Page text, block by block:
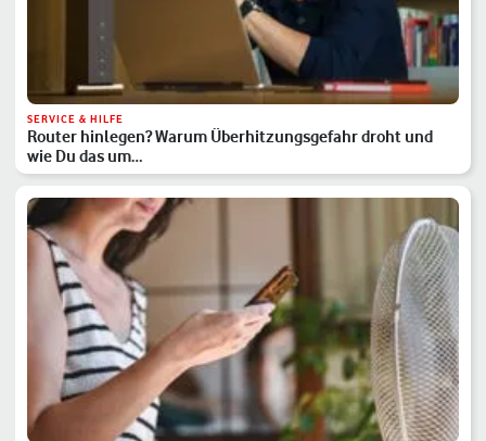
SERVICE & HILFE
Router hinlegen? Warum Überhitzungsgefahr droht und
wie Du das um…